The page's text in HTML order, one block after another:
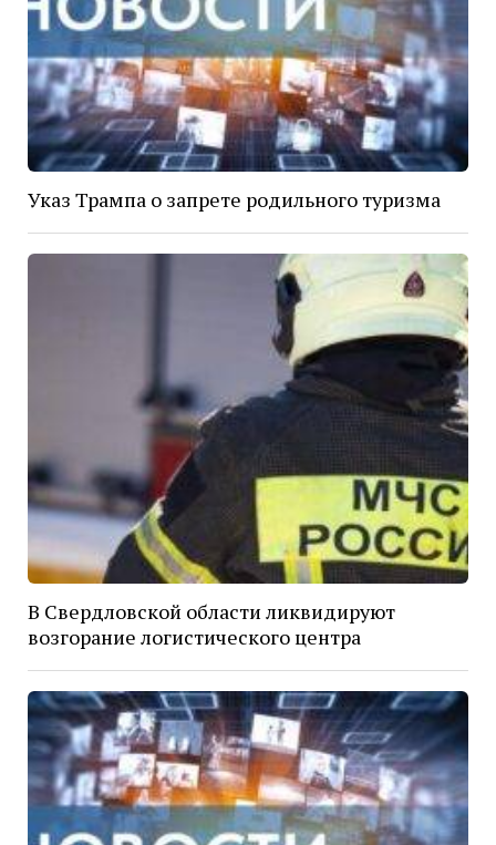
Указ Трампа о запрете родильного туризма
В Свердловской области ликвидируют
возгорание логистического центра